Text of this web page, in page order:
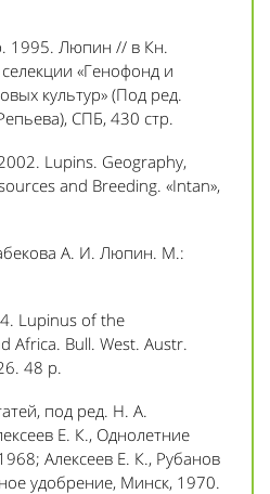
1995. Люпин // в Кн.
«Генофонд и
культур» (Под ред.
СПБ, 430 стр.
Lupins. Geography,
and Breeding. «Intan»,
А. И. Люпин. М.:
Lupinus of the
Africa. Bull. West. Austr.
48 p.
под ред. Н. А.
Е. К., Однолетние
Алексеев Е. К., Рубанов
удобрение, Минск, 1970.